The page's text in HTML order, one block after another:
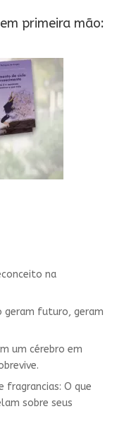
primeira mão:
na
geram futuro, geram
um cérebro em
fragrancias: O que
sobre seus